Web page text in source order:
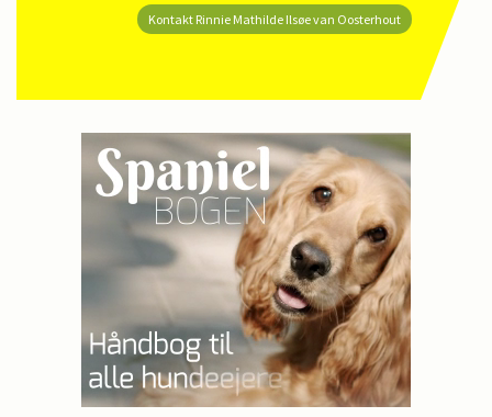
Kontakt Rinnie Mathilde Ilsøe van Oosterhout